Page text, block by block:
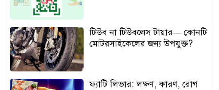
টিউব না টিউবলেস টায়ার— কোনটি
মোটরসাইকেলের জন্য উপযুক্ত?
ফ্যাটি লিভার: লক্ষণ, কারণ, রোগ